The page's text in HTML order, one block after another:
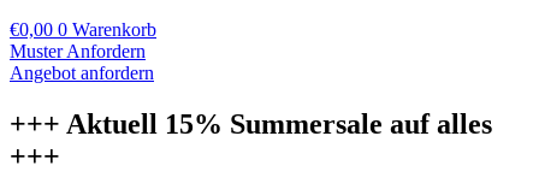
€0,00 0 Warenkorb
Muster Anfordern
Angebot anfordern
+++ Aktuell 15% Summersale auf alles
+++